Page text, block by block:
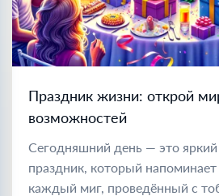
Праздник жизни: открой
возможностей
Сегодняшний день — это
праздник, который
каждый миг, проведённый с